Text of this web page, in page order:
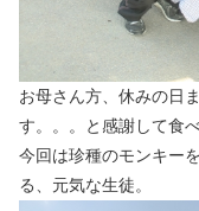
お母さん方、休みの日
す。。。と感謝して食
今回は珍種のモンキー
る、元気な生徒。